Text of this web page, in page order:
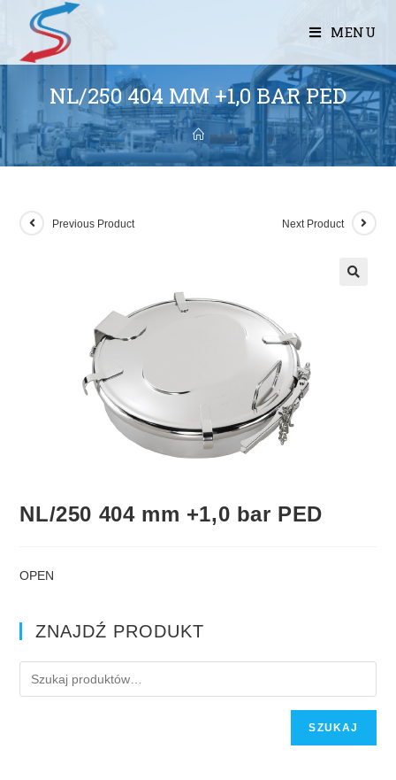
MENU
NL/250 404 MM +1,0 BAR PED
Previous Product Next Product
NL/250 404 mm +1,0 bar PED
OPEN
ZNAJDŹ PRODUKT
SZUKAJ